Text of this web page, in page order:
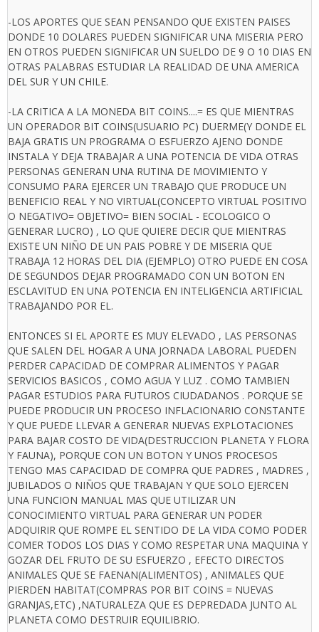
-LOS APORTES QUE SEAN PENSANDO QUE EXISTEN PAISES
DONDE 10 DOLARES PUEDEN SIGNIFICAR UNA MISERIA PERO
EN OTROS PUEDEN SIGNIFICAR UN SUELDO DE 9 O 10 DIAS EN
OTRAS PALABRAS ESTUDIAR LA REALIDAD DE UNA AMERICA
DEL SUR Y UN CHILE.
-LA CRITICA A LA MONEDA BIT COINS....= ES QUE MIENTRAS
UN OPERADOR BIT COINS(USUARIO PC) DUERME(Y DONDE EL
BAJA GRATIS UN PROGRAMA O ESFUERZO AJENO DONDE
INSTALA Y DEJA TRABAJAR A UNA POTENCIA DE VIDA OTRAS
PERSONAS GENERAN UNA RUTINA DE MOVIMIENTO Y
CONSUMO PARA EJERCER UN TRABAJO QUE PRODUCE UN
BENEFICIO REAL Y NO VIRTUAL(CONCEPTO VIRTUAL POSITIVO
O NEGATIVO= OBJETIVO= BIEN SOCIAL - ECOLOGICO O
GENERAR LUCRO) , LO QUE QUIERE DECIR QUE MIENTRAS
EXISTE UN NIÑO DE UN PAIS POBRE Y DE MISERIA QUE
TRABAJA 12 HORAS DEL DIA (EJEMPLO) OTRO PUEDE EN COSA
DE SEGUNDOS DEJAR PROGRAMADO CON UN BOTON EN
ESCLAVITUD EN UNA POTENCIA EN INTELIGENCIA ARTIFICIAL
TRABAJANDO POR EL.
ENTONCES SI EL APORTE ES MUY ELEVADO , LAS PERSONAS
QUE SALEN DEL HOGAR A UNA JORNADA LABORAL PUEDEN
PERDER CAPACIDAD DE COMPRAR ALIMENTOS Y PAGAR
SERVICIOS BASICOS , COMO AGUA Y LUZ . COMO TAMBIEN
PAGAR ESTUDIOS PARA FUTUROS CIUDADANOS . PORQUE SE
PUEDE PRODUCIR UN PROCESO INFLACIONARIO CONSTANTE
Y QUE PUEDE LLEVAR A GENERAR NUEVAS EXPLOTACIONES
PARA BAJAR COSTO DE VIDA(DESTRUCCION PLANETA Y FLORA
Y FAUNA), PORQUE CON UN BOTON Y UNOS PROCESOS
TENGO MAS CAPACIDAD DE COMPRA QUE PADRES , MADRES ,
JUBILADOS O NIÑOS QUE TRABAJAN Y QUE SOLO EJERCEN
UNA FUNCION MANUAL MAS QUE UTILIZAR UN
CONOCIMIENTO VIRTUAL PARA GENERAR UN PODER
ADQUIRIR QUE ROMPE EL SENTIDO DE LA VIDA COMO PODER
COMER TODOS LOS DIAS Y COMO RESPETAR UNA MAQUINA Y
GOZAR DEL FRUTO DE SU ESFUERZO , EFECTO DIRECTOS
ANIMALES QUE SE FAENAN(ALIMENTOS) , ANIMALES QUE
PIERDEN HABITAT(COMPRAS POR BIT COINS = NUEVAS
GRANJAS,ETC) ,NATURALEZA QUE ES DEPREDADA JUNTO AL
PLANETA COMO DESTRUIR EQUILIBRIO.